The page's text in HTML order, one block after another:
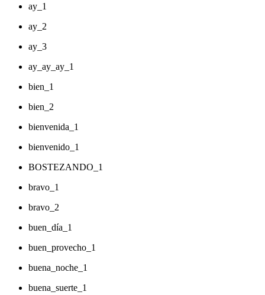
ay_1
ay_2
ay_3
ay_ay_ay_1
bien_1
bien_2
bienvenida_1
bienvenido_1
BOSTEZANDO_1
bravo_1
bravo_2
buen_día_1
buen_provecho_1
buena_noche_1
buena_suerte_1